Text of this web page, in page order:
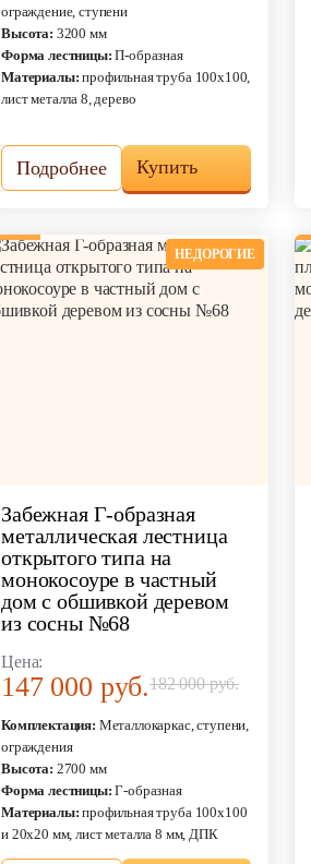
ограждение, ступени
Высота: 3200 мм
Форма лестницы: П-образная
Материалы: профильная труба 100х100,
лист металла 8, дерево
Подробнее Купить
НЕДОРОГИЕ
Забежная Г-образная
металлическая лестница
открытого типа на
монокосоуре в частный
дом с обшивкой деревом
из сосны №68
Цена:
147 000 руб.182 000 руб.
Комплектация: Металлокаркас, ступени,
ограждения
Высота: 2700 мм
Форма лестницы: Г-образная
Материалы: профильная труба 100х100
и 20х20 мм, лист металла 8 мм, ДПК